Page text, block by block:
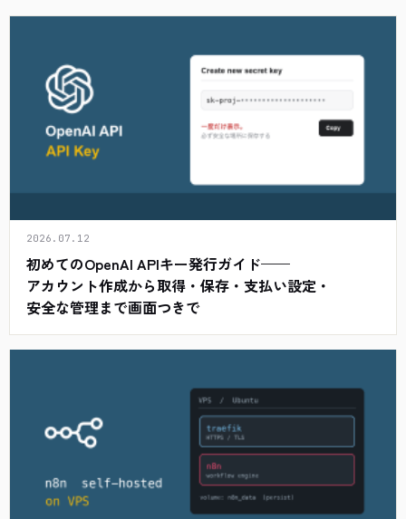
2026.07.12
初めてのOpenAI APIキー発行ガイド——
アカウント作成から取得・保存・支払い設定・
安全な管理まで画面つきで